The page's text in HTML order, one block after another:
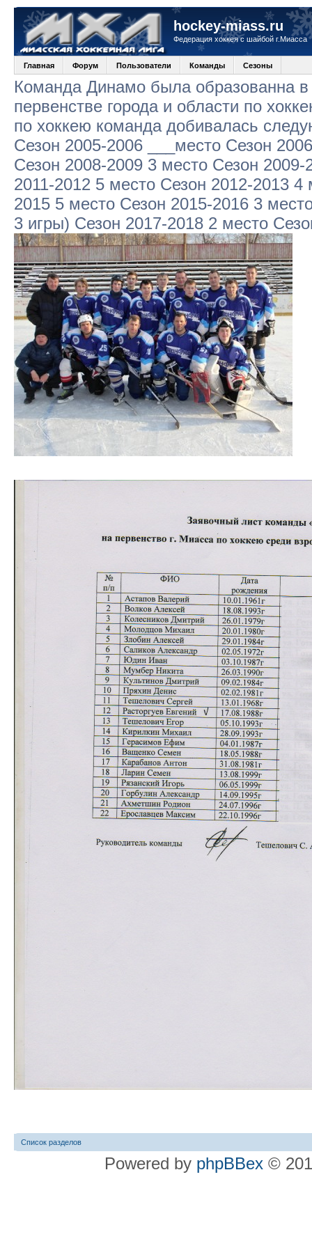
hockey-miass.ru
Федерация хоккея с шайбой г.Миасса
Главная Форум Пользователи Команды Сезоны
Команда Динамо была образованна
первенстве города и области по
по хоккею команда добивалась
Сезон 2005-2006 ___место Сезон
Сезон 2008-2009 3 место Сезон
2011-2012 5 место Сезон 2012-2013
2015 5 место Сезон 2015-2016 3
3 игры) Сезон 2017-2018 2 место
Список разделов
Powered by phpBBex ©